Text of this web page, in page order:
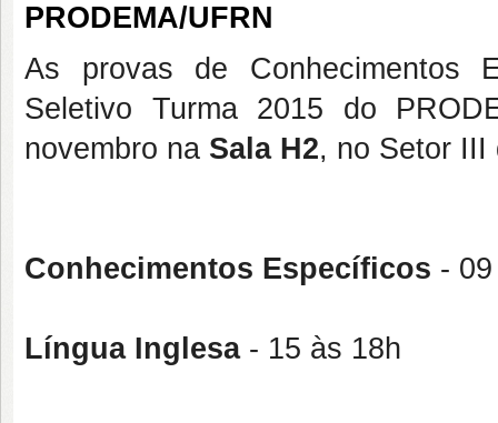
PRODEMA/UFRN
As provas de Conhecimentos
Seletivo Turma 2015 do
novembro na Sala H2, no Setor III
Conhecimentos Específicos -
Língua Inglesa- 15 às 18h